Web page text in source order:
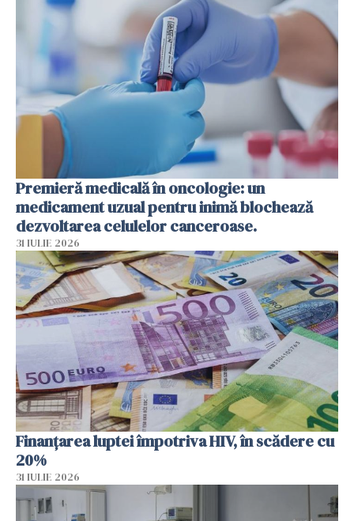
Premieră medicală în oncologie: un
medicament uzual pentru inimă blochează
dezvoltarea celulelor canceroase.
31 IULIE 2026
Finanțarea luptei împotriva HIV, în scădere cu
20%
31 IULIE 2026